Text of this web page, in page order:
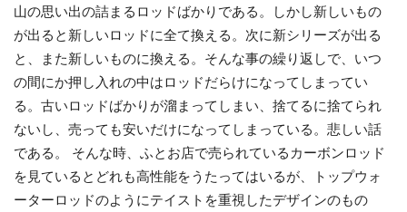
山の思い出の詰まるロッドばかりである。しかし新しいもの
が出ると新しいロッドに全て換える。次に新シリーズが出る
と、また新しいものに換える。そんな事の繰り返しで、いつ
の間にか押し入れの中はロッドだらけになってしまってい
る。古いロッドばかりが溜まってしまい、捨てるに捨てられ
ないし、売っても安いだけになってしまっている。悲しい話
である。 そんな時、ふとお店で売られているカーボンロッド
を見ているとどれも高性能をうたってはいるが、トップウォ
ーターロッドのようにテイストを重視したデザインのもの